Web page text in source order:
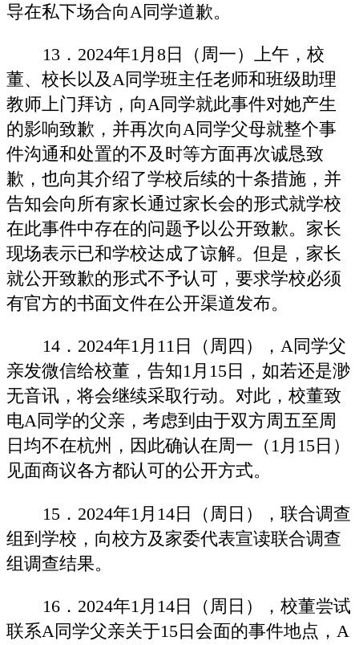
导在私下场合向A同学道歉。
13．2024年1月8日（周一）上午，校
董、校长以及A同学班主任老师和班级助理
教师上门拜访，向A同学就此事件对她产生
的影响致歉，并再次向A同学父母就整个事
件沟通和处置的不及时等方面再次诚恳致
歉，也向其介绍了学校后续的十条措施，并
告知会向所有家长通过家长会的形式就学校
在此事件中存在的问题予以公开致歉。家长
现场表示已和学校达成了谅解。但是，家长
就公开致歉的形式不予认可，要求学校必须
有官方的书面文件在公开渠道发布。
14．2024年1月11日（周四），A同学父
亲发微信给校董，告知1月15日，如若还是渺
无音讯，将会继续采取行动。对此，校董致
电A同学的父亲，考虑到由于双方周五至周
日均不在杭州，因此确认在周一（1月15日）
见面商议各方都认可的公开方式。
15．2024年1月14日（周日），联合调查
组到学校，向校方及家委代表宣读联合调查
组调查结果。
16．2024年1月14日（周日），校董尝试
联系A同学父亲关于15日会面的事件地点，A